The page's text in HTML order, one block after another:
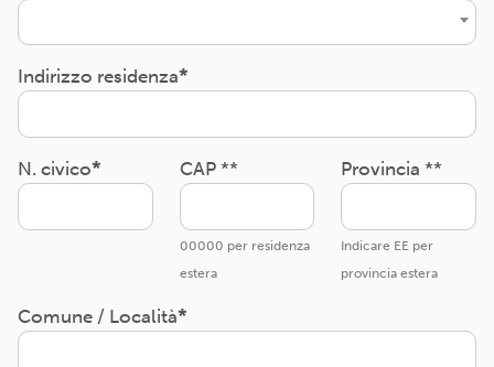
Indirizzo residenza
N. civico CAP **
00000 per residenza
estera
Provincia **
Indicare EE per
provincia estera
Comune / Località